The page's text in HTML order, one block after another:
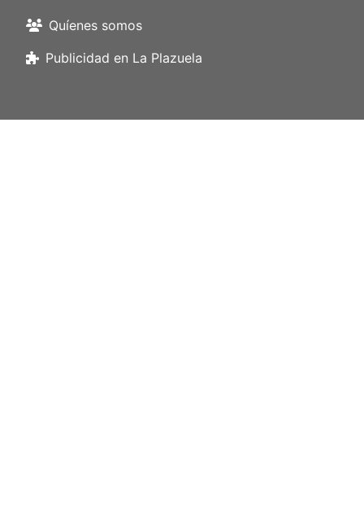
Quíenes somos
Publicidad en La Plazuela